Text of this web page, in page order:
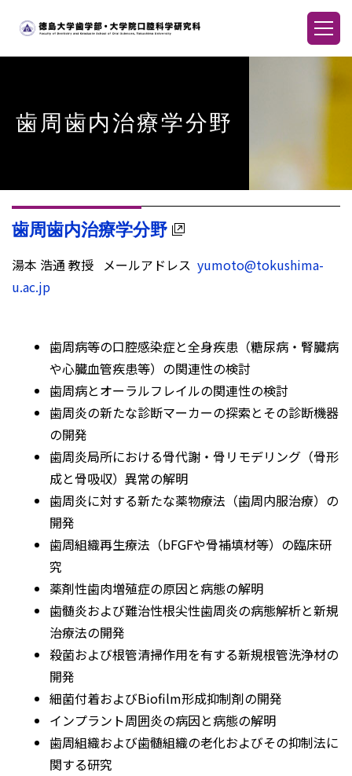
歯周歯内治療学分野
歯周歯内治療学分野
湯本 浩通 教授 メールアドレス yumoto@tokushima-
u.ac.jp
歯周病等の口腔感染症と全身疾患（糖尿病・腎臓病
や心臓血管疾患等）の関連性の検討
歯周病とオーラルフレイルの関連性の検討
歯周炎の新たな診断マーカーの探索とその診断機器
の開発
歯周炎局所における骨代謝・骨リモデリング（骨形
成と骨吸収）異常の解明
歯周炎に対する新たな薬物療法（歯周内服治療）の
開発
歯周組織再生療法（bFGFや骨補填材等）の臨床研
究
薬剤性歯肉増殖症の原因と病態の解明
歯髄炎および難治性根尖性歯周炎の病態解析と新規
治療法の開発
殺菌および根管清掃作用を有する新規根管洗浄材の
開発
細菌付着およびBiofilm形成抑制剤の開発
インプラント周囲炎の病因と病態の解明
歯周組織および歯髄組織の老化およびその抑制法に
関する研究